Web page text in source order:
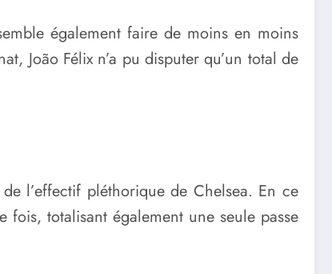
également faire de moins en moins
João Félix n’a pu disputer qu’un total de
l’effectif pléthorique de Chelsea. En ce
fois, totalisant également une seule passe